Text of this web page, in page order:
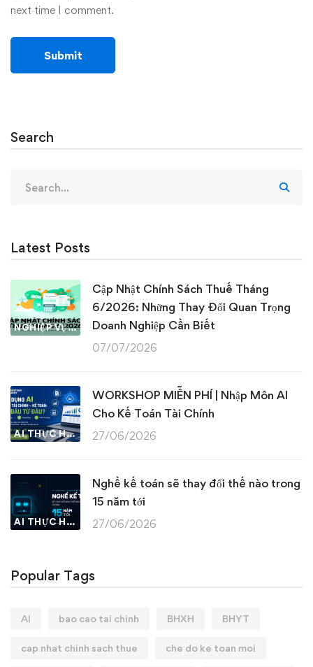
next time I comment.
Search
for:
Latest Posts
NGHIỆP VỤ KẾ TOÁN & THUẾ
Cập Nhật Chính Sách Thuế Tháng
6/2026: Những Thay Đổi Quan Trọng
Doanh Nghiệp Cần Biết
07/07/2026
AI THỰC HÀNH
WORKSHOP MIỄN PHÍ | Nhập Môn AI
Cho Kế Toán Tài Chính
27/06/2026
AI THỰC HÀNH
Nghề kế toán sẽ thay đổi thế nào trong
15 năm tới
27/06/2026
Popular Tags
AI bao cao tai chinh BHXH BHYT
cap nhat chinh sach thue che do ke toan moi